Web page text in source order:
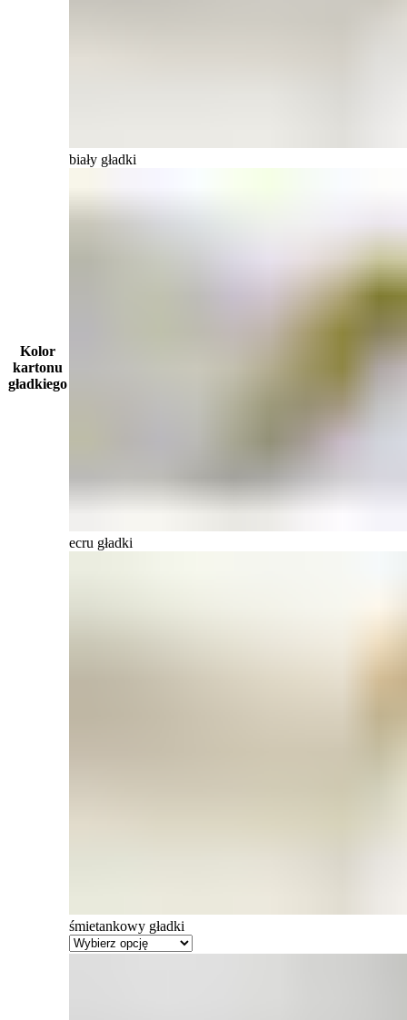
Kolor
kartonu
gładkiego
biały gładki
ecru gładki
śmietankowy gładki